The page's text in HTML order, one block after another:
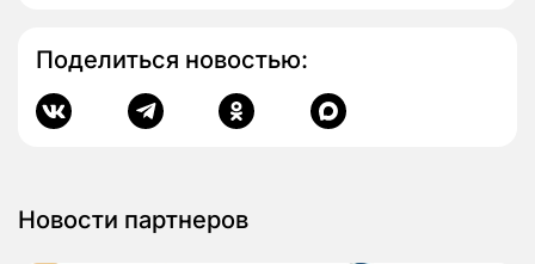
Поделиться новостью:
Новости партнеров